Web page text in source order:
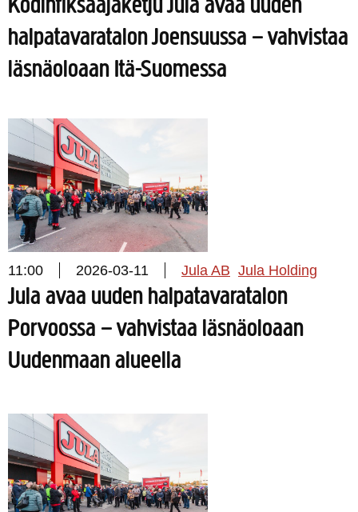
Kodinfiksaajaketju Jula avaa uuden
halpatavaratalon Joensuussa – vahvistaa
läsnäoloaan Itä-Suomessa
11:00 2026-03-11 Jula AB Jula Holding
Jula avaa uuden halpatavaratalon
Porvoossa – vahvistaa läsnäoloaan
Uudenmaan alueella